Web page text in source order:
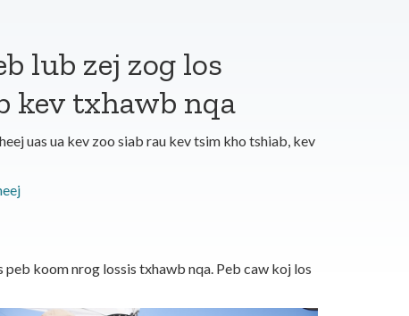
lub zej zog los
kev txhawb nqa
uas ua kev zoo siab rau kev tsim kho tshiab, kev
koom nrog lossis txhawb nqa. Peb caw koj los